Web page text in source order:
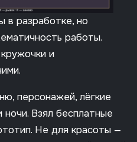
в разработке, но
работы.
и
персонажей, лёгкие
ночи. Взял бесплатные
Не для красоты —